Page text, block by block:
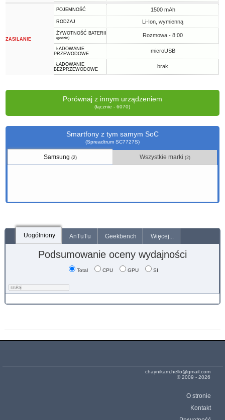
ZASILANIE
POJEMNOŚĆ 1500 mAh
RODZAJ Li-Ion, wymienną
ŻYWOTNOŚĆ BATERII
(godzin) Rozmowa - 8:00
ŁADOWANIE
PRZEWODOWE
microUSB
ŁADOWANIE
BEZPRZEWODOWE
brak
Porównaj z innym urządzeniem
(łącznie - 6070)
Smartfony z tym samym SoC
(Spreadtrum SC7727S)
Samsung(2) Wszystkie marki(2)
Uogólniony AnTuTu Geekbench Więcej...
Podsumowanie oceny wydajności
Total CPU GPU SI
chaynikam.hello@gmail.com
© 2009 - 2026
O stronie
Kontakt